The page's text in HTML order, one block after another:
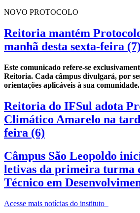
NOVO PROTOCOLO
Reitoria mantém
manhã desta sexta-feira (7)
Este comunicado refere-se
Reitoria. Cada câmpus divulgará, por
orientações aplicáveis à sua comunidade.
Reitoria do IFSul adota
Climático Amarelo na
feira (6)
Câmpus São Leopoldo
letivas da primeira turma
Técnico em
Acesse mais notícias do instituto